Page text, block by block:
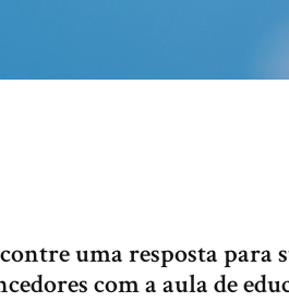
uma resposta para
com a aula de